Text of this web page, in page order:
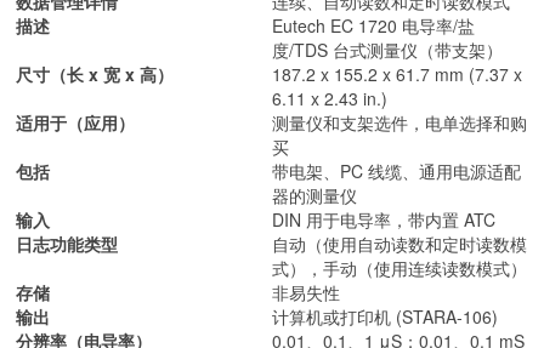
描述
Eutech EC 1720 电导率/盐
度/TDS 台式测量仪（带支架）
尺寸（长 x 宽 x 高）
187.2 x 155.2 x 61.7 mm (7.37 x
6.11 x 2.43 in.)
适用于（应用）
测量仪和支架选件，电单选择和购
买
包括
带电架、PC 线缆、通用电源适配
器的测量仪
输入
DIN 用于电导率，带内置 ATC
日志功能类型
自动（使用自动读数和定时读数模
式），手动（使用连续读数模式）
存储
非易失性
输出
计算机或打印机 (STARA-106)
分辨率（电导率）
0.01、0.1、1 μS；0.01、0.1 mS